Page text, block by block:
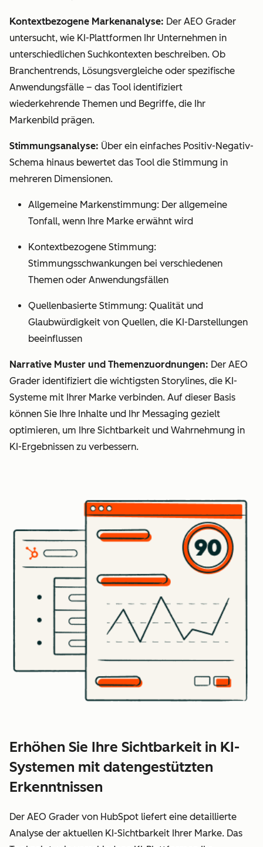
Kontextbezogene Markenanalyse: Der AEO Grader
untersucht, wie KI-Plattformen Ihr Unternehmen in
unterschiedlichen Suchkontexten beschreiben. Ob
Branchentrends, Lösungsvergleiche oder spezifische
Anwendungsfälle – das Tool identifiziert
wiederkehrende Themen und Begriffe, die Ihr
Markenbild prägen.
Stimmungsanalyse: Über ein einfaches Positiv-Negativ-
Schema hinaus bewertet das Tool die Stimmung in
mehreren Dimensionen.
Allgemeine Markenstimmung: Der allgemeine
Tonfall, wenn Ihre Marke erwähnt wird
Kontextbezogene Stimmung:
Stimmungsschwankungen bei verschiedenen
Themen oder Anwendungsfällen
Quellenbasierte Stimmung: Qualität und
Glaubwürdigkeit von Quellen, die KI-Darstellungen
beeinflussen
Narrative Muster und Themenzuordnungen: Der AEO
Grader identifiziert die wichtigsten Storylines, die KI-
Systeme mit Ihrer Marke verbinden. Auf dieser Basis
können Sie Ihre Inhalte und Ihr Messaging gezielt
optimieren, um Ihre Sichtbarkeit und Wahrnehmung in
KI-Ergebnissen zu verbessern.
Erhöhen Sie Ihre Sichtbarkeit in KI-
Systemen mit datengestützten
Erkenntnissen
Der AEO Grader von HubSpot liefert eine detaillierte
Analyse der aktuellen KI-Sichtbarkeit Ihrer Marke. Das